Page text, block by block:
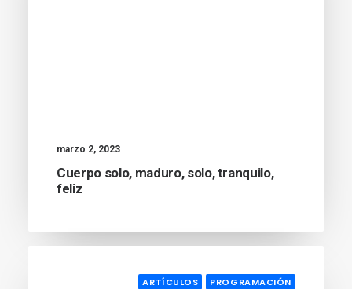
marzo 2, 2023
Cuerpo solo, maduro, solo, tranquilo,
feliz
ARTÍCULOS PROGRAMACIÓN